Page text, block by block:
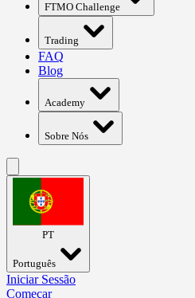
FTMO Challenge
Trading
FAQ
Blog
Academy
Sobre Nós
PT
Português
Iniciar Sessão
Começar